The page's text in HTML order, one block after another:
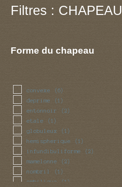
Filtres : CHAPEAU
Forme du chapeau
convexe (6)
deprime (1)
entonnoir (2)
etale (1)
globuleux (1)
hemispherique (1)
infundibuliforme (2)
mamelonne (2)
nombril (1)
ombilique (1)